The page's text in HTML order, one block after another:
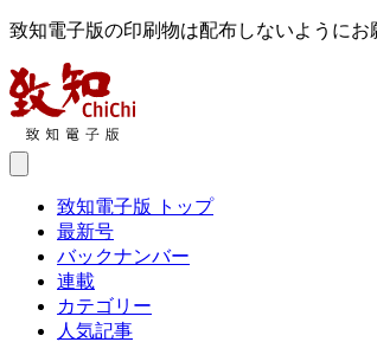
致知電子版の印刷物は配布しないように
致知電子版 トップ
最新号
バックナンバー
連載
カテゴリー
人気記事